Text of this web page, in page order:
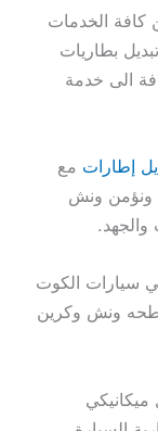
كافة الخدمات
بطاريات
الى خدمة
إطارات مع
ونؤمن ونش
سيارات الكوت
ونش وكرين